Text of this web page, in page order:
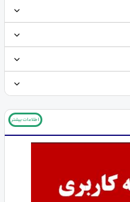
اطلاعات بیشتر